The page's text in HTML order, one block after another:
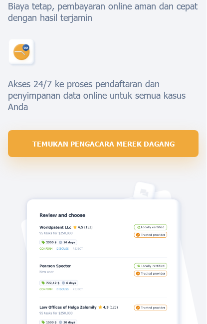
Biaya tetap, pembayaran online aman dan cepat
dengan hasil terjamin
Akses 24/7 ke proses pendaftaran dan
penyimpanan data online untuk semua kasus
Anda
TEMUKAN PENGACARA MEREK DAGANG